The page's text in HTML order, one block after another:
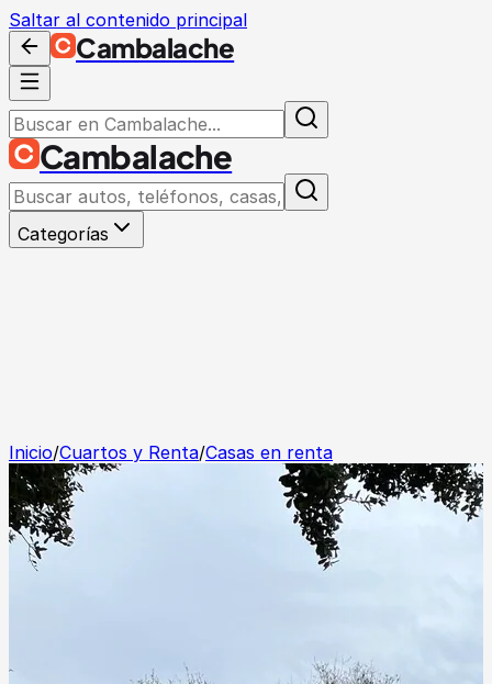
Saltar al contenido principal
Cambalache
Cambalache
Categorías
Inicio/Cuartos y Renta/Casas en renta